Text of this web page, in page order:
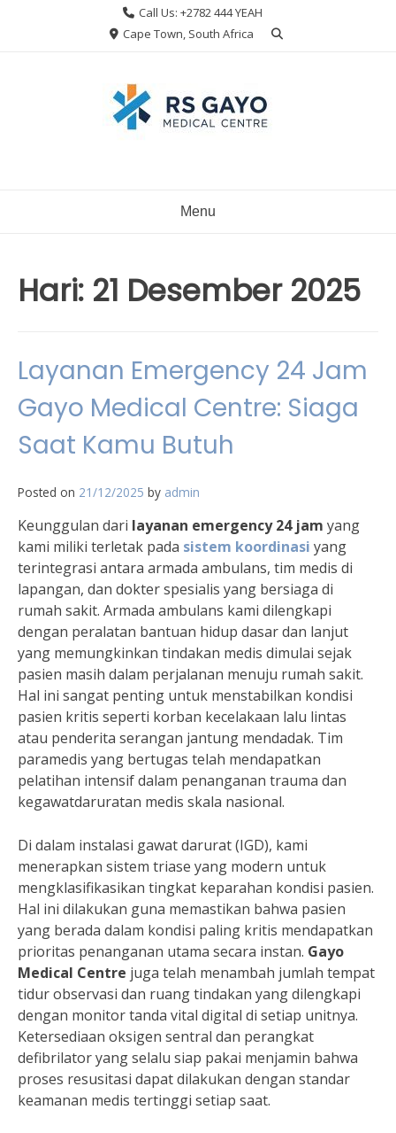
Call Us: +2782 444 YEAH
Cape Town, South Africa
Menu
Hari: 21 Desember 2025
Layanan Emergency 24 Jam
Gayo Medical Centre: Siaga
Saat Kamu Butuh
Posted on 21/12/2025 by admin
Keunggulan dari layanan emergency 24 jam yang
kami miliki terletak pada sistem koordinasi yang
terintegrasi antara armada ambulans, tim medis di
lapangan, dan dokter spesialis yang bersiaga di
rumah sakit. Armada ambulans kami dilengkapi
dengan peralatan bantuan hidup dasar dan lanjut
yang memungkinkan tindakan medis dimulai sejak
pasien masih dalam perjalanan menuju rumah sakit.
Hal ini sangat penting untuk menstabilkan kondisi
pasien kritis seperti korban kecelakaan lalu lintas
atau penderita serangan jantung mendadak. Tim
paramedis yang bertugas telah mendapatkan
pelatihan intensif dalam penanganan trauma dan
kegawatdaruratan medis skala nasional.
Di dalam instalasi gawat darurat (IGD), kami
menerapkan sistem triase yang modern untuk
mengklasifikasikan tingkat keparahan kondisi pasien.
Hal ini dilakukan guna memastikan bahwa pasien
yang berada dalam kondisi paling kritis mendapatkan
prioritas penanganan utama secara instan. Gayo
Medical Centre juga telah menambah jumlah tempat
tidur observasi dan ruang tindakan yang dilengkapi
dengan monitor tanda vital digital di setiap unitnya.
Ketersediaan oksigen sentral dan perangkat
defibrilator yang selalu siap pakai menjamin bahwa
proses resusitasi dapat dilakukan dengan standar
keamanan medis tertinggi setiap saat.